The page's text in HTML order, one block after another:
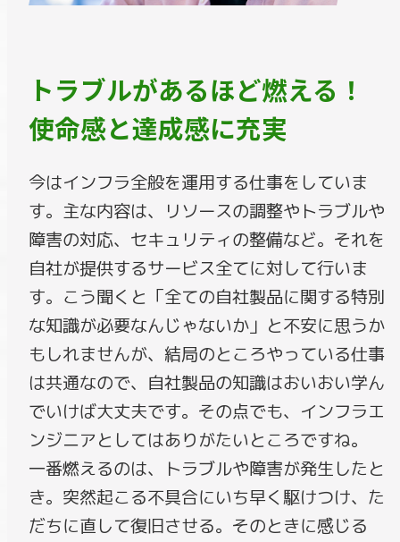
トラブルがあるほど燃える！
使命感と達成感に充実
今はインフラ全般を運用する仕事をしていま
す。主な内容は、リソースの調整やトラブルや
障害の対応、セキュリティの整備など。それを
自社が提供するサービス全てに対して行いま
す。こう聞くと「全ての自社製品に関する特別
な知識が必要なんじゃないか」と不安に思うか
もしれませんが、結局のところやっている仕事
は共通なので、自社製品の知識はおいおい学ん
でいけば大丈夫です。その点でも、インフラエ
ンジニアとしてはありがたいところですね。
一番燃えるのは、トラブルや障害が発生したと
き。突然起こる不具合にいち早く駆けつけ、た
だちに直して復旧させる。そのときに感じる